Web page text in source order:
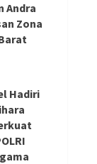
Andra
Zona
Hadiri